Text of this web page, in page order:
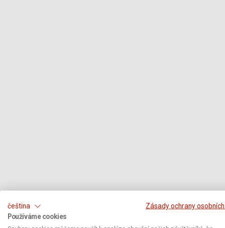
čeština
Zásady ochrany
Používáme cookies